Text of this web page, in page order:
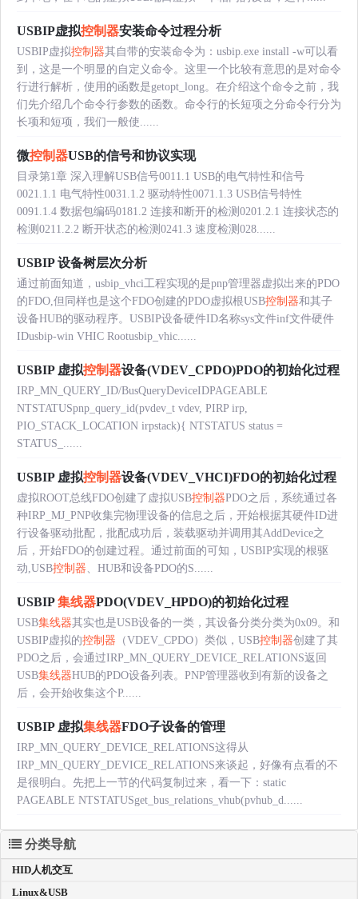
USBIP虚拟控制器安装命令过程分析
USBIP虚拟控制器其自带的安装命令为：usbip.exe install -w可以看
到，这是一个明显的自定义命令。这里一个比较有意思的是对命令
行进行解析，使用的函数是getopt_long。在介绍这个命令之前，我
们先介绍几个命令行参数的函数。命令行的长短项之分命令行分为
长项和短项，我们一般使......
微控制器USB的信号和协议实现
目录第1章 深入理解USB信号0011.1 USB的电气特性和信号
0021.1.1 电气特性0031.1.2 驱动特性0071.1.3 USB信号特性
0091.1.4 数据包编码0181.2 连接和断开的检测0201.2.1 连接状态的
检测0211.2.2 断开状态的检测0241.3 速度检测028......
USBIP 设备树层次分析
通过前面知道，usbip_vhci工程实现的是pnp管理器虚拟出来的PDO
的FDO,但同样也是这个FDO创建的PDO虚拟根USB控制器和其子
设备HUB的驱动程序。USBIP设备硬件ID名称sys文件inf文件硬件
IDusbip-win VHIC Rootusbip_vhic......
USBIP 虚拟控制器设备(VDEV_CPDO)PDO的初始化过程
IRP_MN_QUERY_ID/BusQueryDeviceIDPAGEABLE
NTSTATUSpnp_query_id(pvdev_t vdev, PIRP irp,
PIO_STACK_LOCATION irpstack){ NTSTATUS status =
STATUS_......
USBIP 虚拟控制器设备(VDEV_VHCI)FDO的初始化过程
虚拟ROOT总线FDO创建了虚拟USB控制器PDO之后，系统通过各
种IRP_MJ_PNP收集完物理设备的信息之后，开始根据其硬件ID进
行设备驱动批配，批配成功后，装载驱动并调用其AddDevice之
后，开始FDO的创建过程。通过前面的可知，USBIP实现的根驱
动,USB控制器 、HUB和设备PDO的S......
USBIP集线器PDO(VDEV_HPDO)的初始化过程
USB集线器其实也是USB设备的一类，其设备分类分类为0x09。和
USBIP虚拟的控制器 （VDEV_CPDO）类似，USB控制器创建了其
PDO之后，会通过IRP_MN_QUERY_DEVICE_RELATIONS返回
USB集线器HUB的PDO设备列表。PNP管理器收到有新的设备之
后，会开始收集这个P......
USBIP 虚拟集线器FDO子设备的管理
IRP_MN_QUERY_DEVICE_RELATIONS这得从
IRP_MN_QUERY_DEVICE_RELATIONS来谈起，好像有点看的不
是很明白。先把上一节的代码复制过来，看一下：static
PAGEABLE NTSTATUSget_bus_relations_vhub(pvhub_d......
分类导航
HID人机交互
Linux&USB